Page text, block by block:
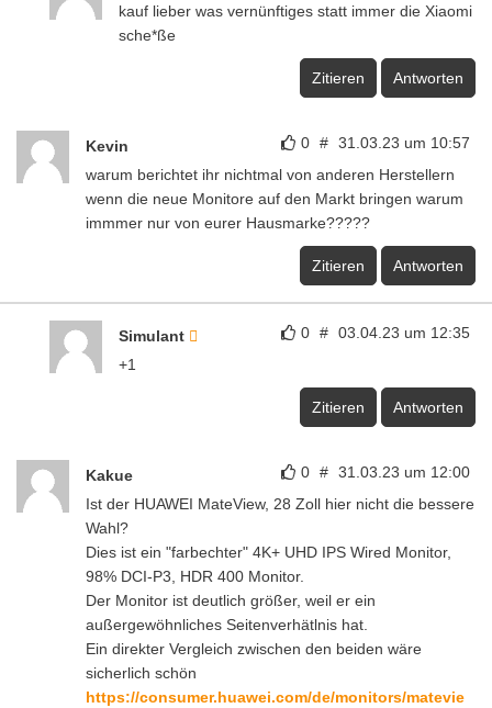
kauf lieber was vernünftiges statt immer die Xiaomi
sche*ße
Zitieren Antworten
0 # 31.03.23 um 10:57
Kevin
warum berichtet ihr nichtmal von anderen Herstellern
wenn die neue Monitore auf den Markt bringen warum
immmer nur von eurer Hausmarke?????
Zitieren Antworten
0 # 03.04.23 um 12:35
Simulant
+1
Zitieren Antworten
0 # 31.03.23 um 12:00
Kakue
Ist der HUAWEI MateView, 28 Zoll hier nicht die bessere
Wahl?
Dies ist ein "farbechter" 4K+ UHD IPS Wired Monitor,
98% DCI-P3, HDR 400 Monitor.
Der Monitor ist deutlich größer, weil er ein
außergewöhnliches Seitenverhätlnis hat.
Ein direkter Vergleich zwischen den beiden wäre
sicherlich schön
https://consumer.huawei.com/de/monitors/matevie